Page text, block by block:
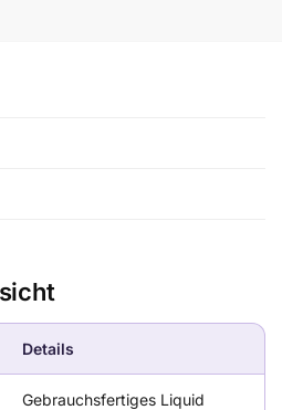
Details
Gebrauchsfertiges Liquid